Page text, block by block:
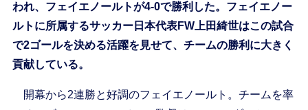
われ、フェイエノールトが4-0で勝利した。フェイエノー
ルトに所属するサッカー日本代表FW上田綺世はこの試合
で2ゴールを決める活躍を見せて、チームの勝利に大きく
貢献している。
開幕から2連勝と好調のフェイエノールト。チームを率